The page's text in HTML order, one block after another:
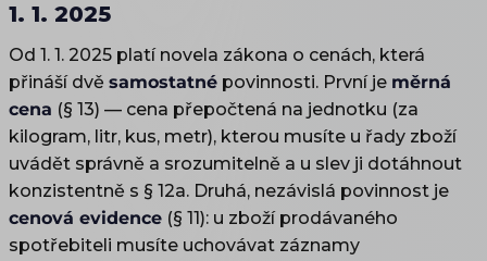
1. 1. 2025
Od 1. 1. 2025 platí novela zákona o cenách, která
přináší dvě samostatné povinnosti. První je měrná
cena (§ 13) — cena přepočtená na jednotku (za
kilogram, litr, kus, metr), kterou musíte u řady zboží
uvádět správně a srozumitelně a u slev ji dotáhnout
konzistentně s § 12a. Druhá, nezávislá povinnost je
cenová evidence (§ 11): u zboží prodávaného
spotřebiteli musíte uchovávat záznamy